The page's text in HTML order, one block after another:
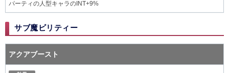
パーティの人型キャラのINT+9%
サブ魔ビリティー
アクアブースト